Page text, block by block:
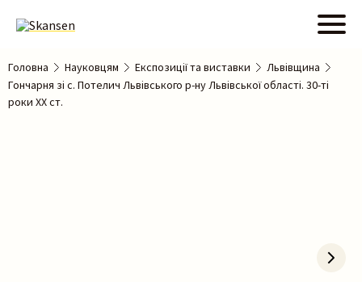
Головна Науковцям Експозиції та виставки
Львівщина
Гончарня зі с. Потелич Львівського р-ну Львівської області. 30-ті
роки ХХ ст.